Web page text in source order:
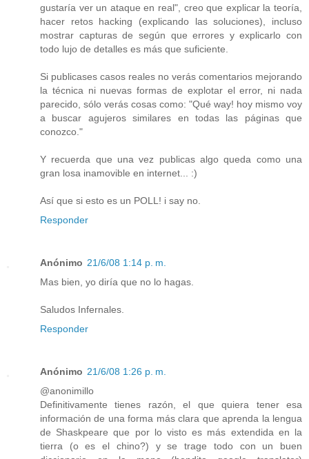
gustaría ver un ataque en real", creo que explicar la teoría,
hacer retos hacking (explicando las soluciones), incluso
mostrar capturas de según que errores y explicarlo con
todo lujo de detalles es más que suficiente.
Si publicases casos reales no verás comentarios mejorando
la técnica ni nuevas formas de explotar el error, ni nada
parecido, sólo verás cosas como: "Qué way! hoy mismo voy
a buscar agujeros similares en todas las páginas que
conozco."
Y recuerda que una vez publicas algo queda como una
gran losa inamovible en internet... :)
Así que si esto es un POLL! i say no.
Responder
Anónimo 21/6/08 1:14 p. m.
Mas bien, yo diría que no lo hagas.
Saludos Infernales.
Responder
Anónimo 21/6/08 1:26 p. m.
@anonimillo
Definitivamente tienes razón, el que quiera tener esa
información de una forma más clara que aprenda la lengua
de Shaskpeare que por lo visto es más extendida en la
tierra (o es el chino?) y se trage todo con un buen